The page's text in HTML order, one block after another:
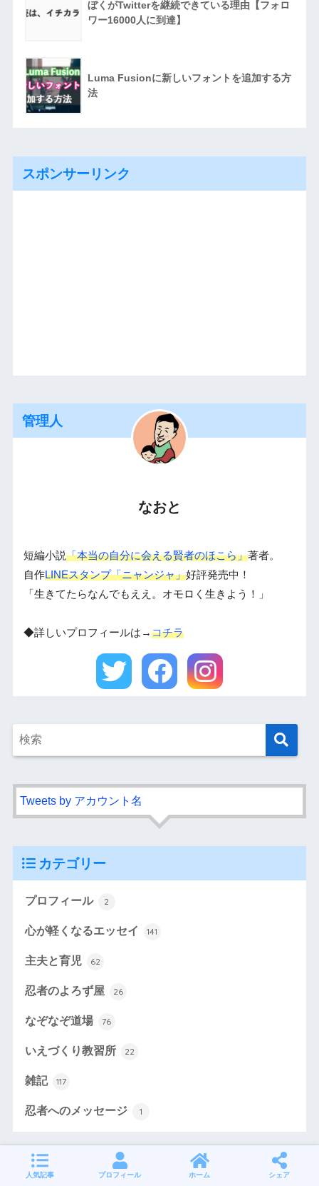
ぼくがTwitterを継続できている理由【フォロ
ワー16000人に到達】
Luma Fusionに新しいフォントを追加する方
法
スポンサーリンク
管理人
なおと
短編小説「本当の自分に会える賢者のほこら」著者。
自作LINEスタンプ「ニャンジャ」好評発売中！
「生きてたらなんでもええ。オモロく生きよう！」
◆詳しいプロフィールは→コチラ
Tweets by アカウント名
カテゴリー
プロフィール 2
心が軽くなるエッセイ 141
主夫と育児 62
忍者のよろず屋 26
なぞなぞ道場 76
いえづくり教習所 22
雑記 117
忍者へのメッセージ 1
人気記事 プロフィール ホーム シェア